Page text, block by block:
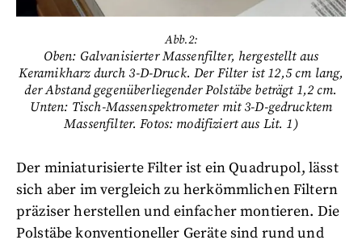
Abb.2:
Oben: Galvanisierter Massenfilter, hergestellt aus
Keramikharz durch 3-D-Druck. Der Filter ist 12,5 cm lang,
der Abstand gegenüberliegender Polstäbe beträgt 1,2 cm.
Unten: Tisch-Massenspektrometer mit 3-D-gedrucktem
Massenfilter. Fotos: modifiziert aus Lit. 1)
Der miniaturisierte Filter ist ein Quadrupol, lässt
sich aber im vergleich zu herkömmlichen Filtern
präziser herstellen und einfacher montieren. Die
Polstäbe konventioneller Geräte sind rund und